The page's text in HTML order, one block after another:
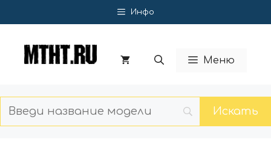
к
Инфо
Меню